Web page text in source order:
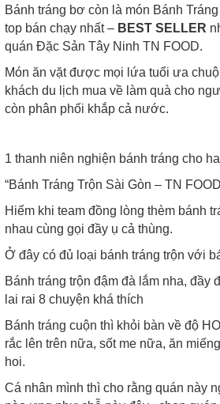
Bánh tráng bơ còn là món Bánh
top bán chạy nhất – BEST SELLER
quán Đặc Sản Tây Ninh TN FOOD.
Món ăn vặt được mọi lứa tuổi ưa
khách du lịch mua về làm quà cho
còn phân phối khắp cả nước.
1 thanh niên nghiện bánh tráng cho
“Bánh Tráng Trộn Sài Gòn – TN FOOD
Hiếm khi team đồng lòng thèm bánh
nhau cùng gọi đầy ụ cả thùng.
Ở đây có đủ loại bánh tráng trộn với
Bánh tráng trộn đậm đà lắm nha, đầy
lai rai 8 chuyện khá thích
Bánh tráng cuộn thì khỏi bàn về độ
rắc lên trên nữa, sốt me nữa, ăn
hoi.
Cá nhân mình thì cho rằng quán này